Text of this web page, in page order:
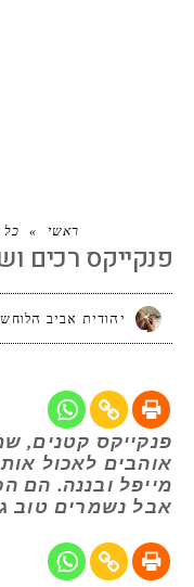
ראשי » כל
פנקייקס רכים
יהודית אביב
פנקייקס קטנים,
אוהבים לאכול
מייפל ובננה. הם
אבל נשמרים טוב